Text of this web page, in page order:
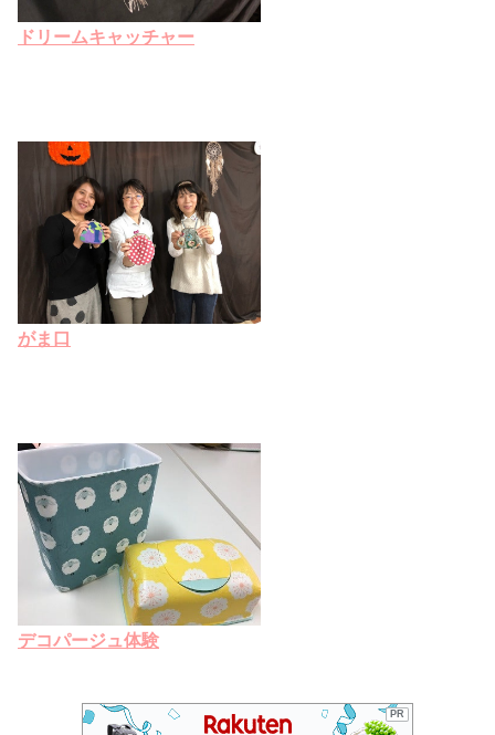
ドリームキャッチャー
がま口
デコパージュ体験
PR